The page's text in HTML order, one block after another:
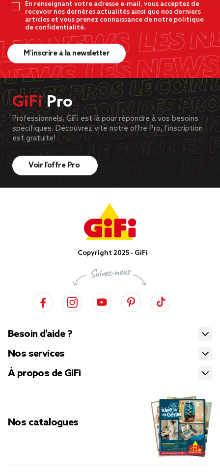
En renseignant votre adresse e-mail, vous acceptez de
recevoir nos dernères actualités ainsi que nos derniers
articles et vous prenez connaissance de notre politique
de confidentialité.
M’inscrire à la newsletter
GiFiPro
Professionnels, GiFi est là pour répondre à vos besoins
spécifiques. Découvrez vite notre offre Pro, l’inscription
est gratuite!
Voir l’offre Pro
Copyright 2025 - GiFi
Besoin d’aide ?
Nos services
À propos de GiFi
Nos catalogues